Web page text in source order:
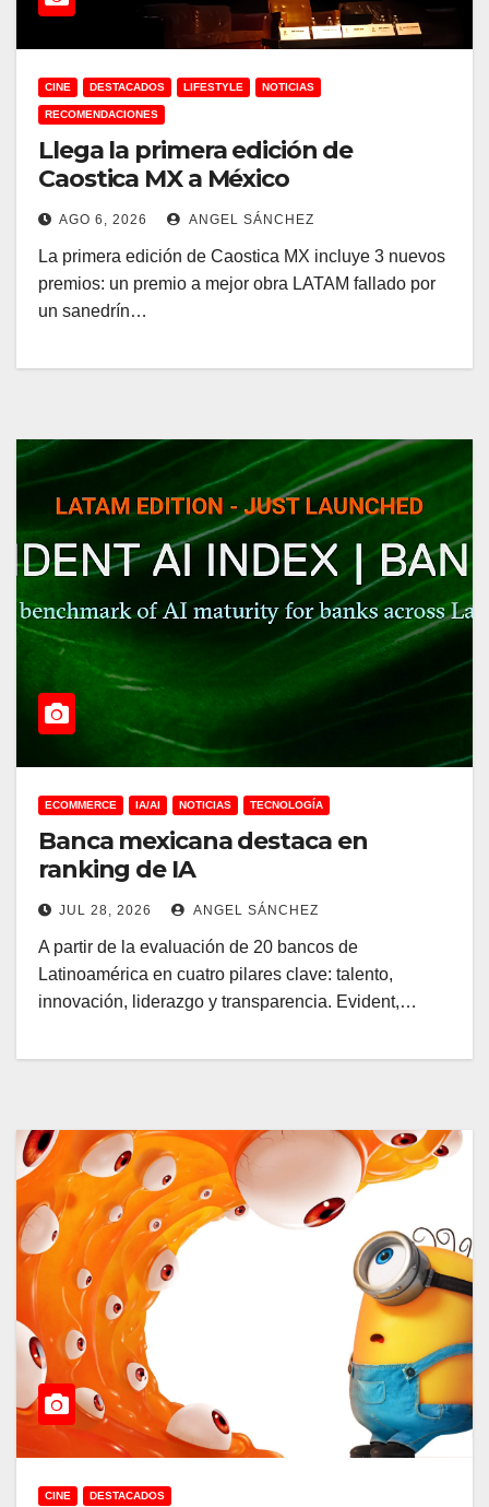
CINE DESTACADOS LIFESTYLE NOTICIAS
RECOMENDACIONES
Llega la primera edición de
Caostica MX a México
AGO 6, 2026 ANGEL SÁNCHEZ
La primera edición de Caostica MX incluye 3 nuevos
premios: un premio a mejor obra LATAM fallado por
un sanedrín…
ECOMMERCE IA/AI NOTICIAS TECNOLOGÍA
Banca mexicana destaca en
ranking de IA
JUL 28, 2026 ANGEL SÁNCHEZ
A partir de la evaluación de 20 bancos de
Latinoamérica en cuatro pilares clave: talento,
innovación, liderazgo y transparencia. Evident,…
CINE DESTACADOS